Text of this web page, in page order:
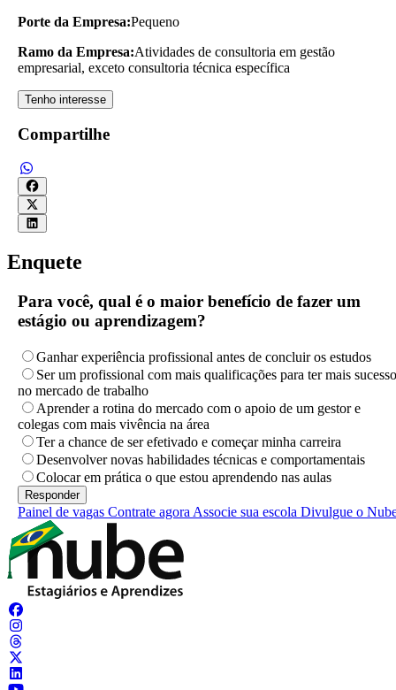
Porte da Empresa:Pequeno
Ramo da Empresa:Atividades de consultoria em gestão
empresarial, exceto consultoria técnica específica
Tenho interesse
Compartilhe
Enquete
Para você, qual é o maior benefício de fazer um
estágio ou aprendizagem?
Ganhar experiência profissional antes de concluir os estudos
Ser um profissional com mais qualificações para ter mais sucesso
no mercado de trabalho
Aprender a rotina do mercado com o apoio de um gestor e
colegas com mais vivência na área
Ter a chance de ser efetivado e começar minha carreira
Desenvolver novas habilidades técnicas e comportamentais
Colocar em prática o que estou aprendendo nas aulas
Painel de vagas Contrate agora Associe sua escola Divulgue o